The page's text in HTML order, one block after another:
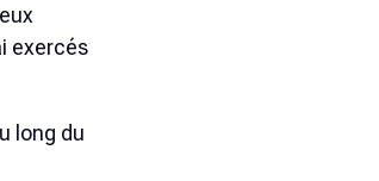
exercés
long du